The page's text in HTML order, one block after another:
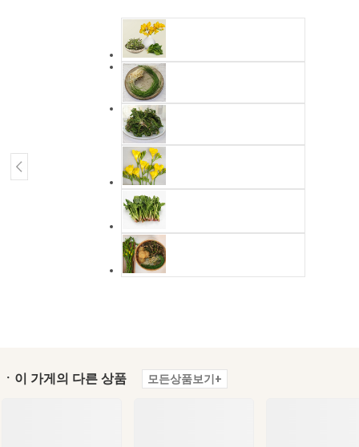
ㆍ이 가게의 다른 상품 모든상품보기+